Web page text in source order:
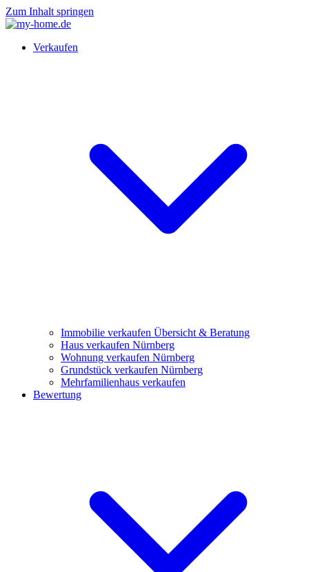
Zum Inhalt springen
Verkaufen
Immobilie verkaufen Übersicht & Beratung
Haus verkaufen Nürnberg
Wohnung verkaufen Nürnberg
Grundstück verkaufen Nürnberg
Mehrfamilienhaus verkaufen
Bewertung